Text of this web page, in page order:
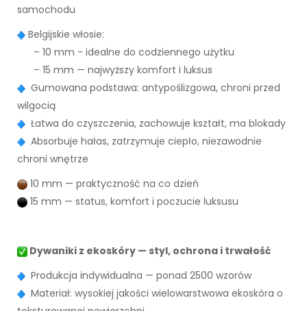
samochodu
Belgijskie włosie:
– 10 mm - idealne do codziennego użytku
– 15 mm — najwyższy komfort i luksus
Gumowana podstawa: antypoślizgowa, chroni przed
wilgocią
Łatwa do czyszczenia, zachowuje kształt, ma blokady
Absorbuje hałas, zatrzymuje ciepło, niezawodnie
chroni wnętrze
10 mm — praktyczność na co dzień
15 mm — status, komfort i poczucie luksusu
Dywaniki z ekoskóry — styl, ochrona i trwałość
Produkcja indywidualna — ponad 2500 wzorów
Materiał: wysokiej jakości wielowarstwowa ekoskóra o